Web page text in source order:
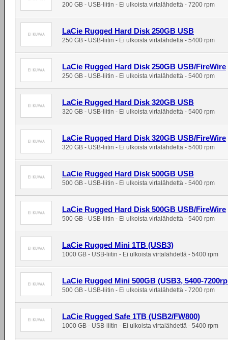
200 GB - USB-liitin - Ei ulkoista virtalähdettä - 7200 rpm
LaCie Rugged Hard Disk 250GB USB
250 GB - USB-liitin - Ei ulkoista virtalähdettä - 5400 rpm
LaCie Rugged Hard Disk 250GB USB/FireWire
250 GB - USB-liitin - Ei ulkoista virtalähdettä - 5400 rpm
LaCie Rugged Hard Disk 320GB USB
320 GB - USB-liitin - Ei ulkoista virtalähdettä - 5400 rpm
LaCie Rugged Hard Disk 320GB USB/FireWire
320 GB - USB-liitin - Ei ulkoista virtalähdettä - 5400 rpm
LaCie Rugged Hard Disk 500GB USB
500 GB - USB-liitin - Ei ulkoista virtalähdettä - 5400 rpm
LaCie Rugged Hard Disk 500GB USB/FireWire
500 GB - USB-liitin - Ei ulkoista virtalähdettä - 5400 rpm
LaCie Rugged Mini 1TB (USB3)
1000 GB - USB-liitin - Ei ulkoista virtalähdettä - 5400 rpm
LaCie Rugged Mini 500GB (USB3, 5400-
500 GB - USB-liitin - Ei ulkoista virtalähdettä - 7200 rpm
LaCie Rugged Safe 1TB (USB2/FW800)
1000 GB - USB-liitin - Ei ulkoista virtalähdettä - 5400 rpm